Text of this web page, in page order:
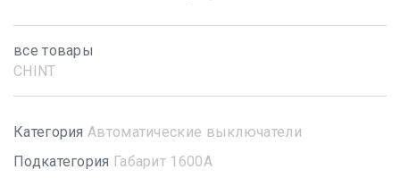
все товары
CHINT
Категория Автоматические выключатели
Подкатегория Габарит 1600А